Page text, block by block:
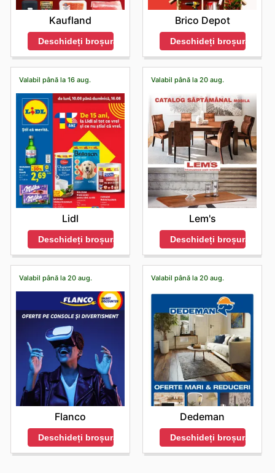
Kaufland
Deschideți broșura
Brico Depot
Deschideți broșura
Valabil până la 16 aug.
Lidl
Deschideți broșura
Valabil până la 20 aug.
Lem's
Deschideți broșura
Valabil până la 20 aug.
Flanco
Deschideți broșura
Valabil până la 20 aug.
Dedeman
Deschideți broșura